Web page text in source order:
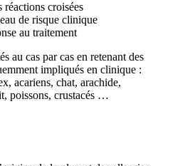
croisées
de risque clinique
au traitement
au cas par cas en retenant des
impliqués en clinique :
acariens, chat, arachide,
poissons, crustacés …